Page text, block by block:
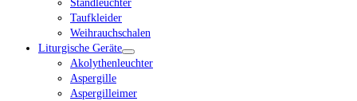
Standleuchter
Taufkleider
Weihrauchschalen
Liturgische Geräte
Akolythenleuchter
Aspergille
Aspergilleimer